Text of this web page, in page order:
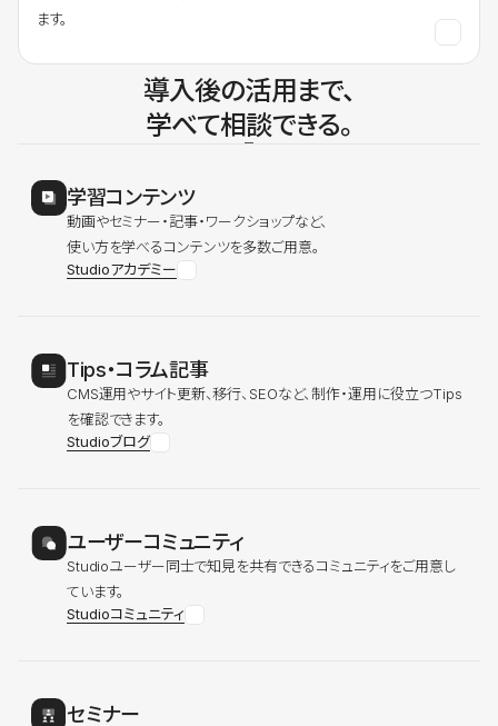
ます。
導入後の活用まで、
学べて相談できる。
学習コンテンツ
動画やセミナー・記事・ワークショップなど、
使い方を学べるコンテンツを多数ご用意。
Studioアカデミー
Tips・コラム記事
CMS運用やサイト更新、移行、SEOなど、制作・運用に役立つTips
を確認できます。
Studioブログ
ユーザーコミュニティ
Studioユーザー同士で知見を共有できるコミュニティをご用意し
ています。
Studioコミュニティ
セミナー